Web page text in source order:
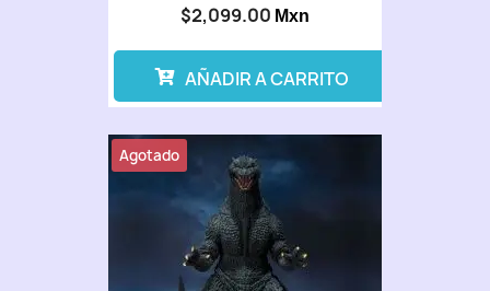
$2,099.00 Mxn
AÑADIR A CARRITO
Agotado